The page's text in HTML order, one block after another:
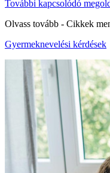
További kapcsolódó
Olvass tovább - Cikkek
Gyermeknevelési kérdések